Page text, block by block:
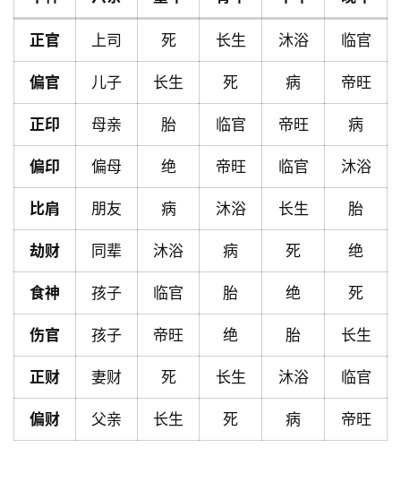
首
黄
历
占
卜
命
理
解
梦
登录 注册
正官 上司 死 长生 沐浴 临官
偏官 儿子 长生 死 病 帝旺
正印 母亲 胎 临官 帝旺 病
偏印 偏母 绝 帝旺 临官 沐浴
比肩 朋友 病 沐浴 长生 胎
劫财 同辈 沐浴 病 死 绝
食神 孩子 临官 胎 绝 死
伤官 孩子 帝旺 绝 胎 长生
正财 妻财 死 长生 沐浴 临官
偏财 父亲 长生 死 病 帝旺